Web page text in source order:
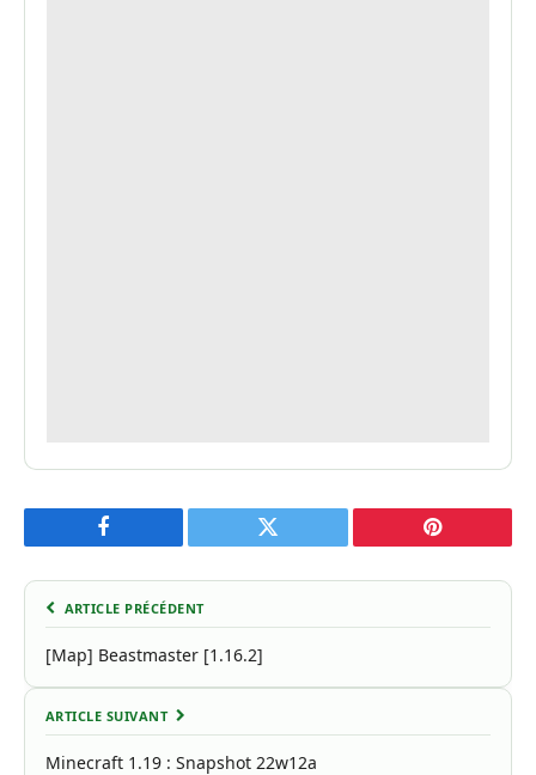
Facebook Twitter Pinterest
ARTICLE PRÉCÉDENT
[Map] Beastmaster [1.16.2]
ARTICLE SUIVANT
Minecraft 1.19 : Snapshot 22w12a